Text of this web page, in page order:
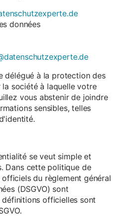
données
délégué à la protection des
société à laquelle votre
vous abstenir de joindre
sensibles, telles
se veut simple et
Dans cette politique de
du règlement général
(DSGVO) sont
définitions officielles sont